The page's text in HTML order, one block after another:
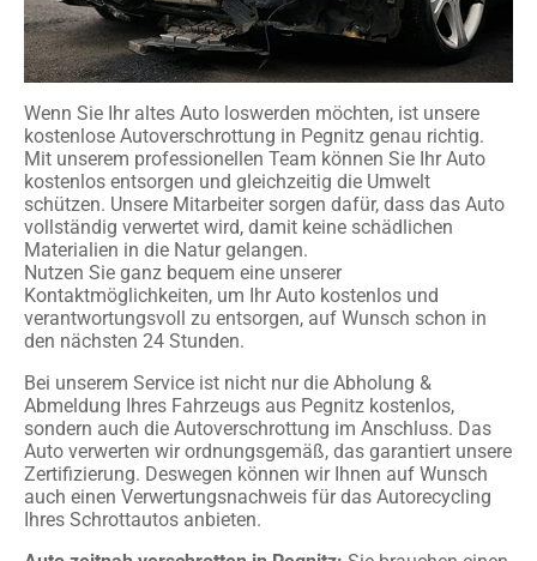
Wenn Sie Ihr altes Auto loswerden möchten, ist unsere
kostenlose Autoverschrottung in Pegnitz genau richtig.
Mit unserem professionellen Team können Sie Ihr Auto
kostenlos entsorgen und gleichzeitig die Umwelt
schützen. Unsere Mitarbeiter sorgen dafür, dass das Auto
vollständig verwertet wird, damit keine schädlichen
Materialien in die Natur gelangen.
Nutzen Sie ganz bequem eine unserer
Kontaktmöglichkeiten, um Ihr Auto kostenlos und
verantwortungsvoll zu entsorgen, auf Wunsch schon in
den nächsten 24 Stunden.
Bei unserem Service ist nicht nur die Abholung &
Abmeldung Ihres Fahrzeugs aus Pegnitz kostenlos,
sondern auch die Autoverschrottung im Anschluss. Das
Auto verwerten wir ordnungsgemäß, das garantiert unsere
Zertifizierung. Deswegen können wir Ihnen auf Wunsch
auch einen Verwertungsnachweis für das Autorecycling
Ihres Schrottautos anbieten.